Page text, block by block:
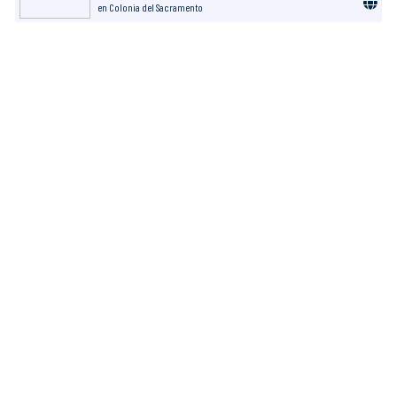
en Colonia del Sacramento